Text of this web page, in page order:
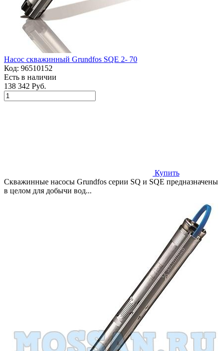
Насос скважинный Grundfos SQE 2- 70
Код: 96510152
Есть в наличии
138 342 Руб.
Купить
Скважинные насосы Grundfos серии SQ и SQE предназначены
в целом для добычи вод...